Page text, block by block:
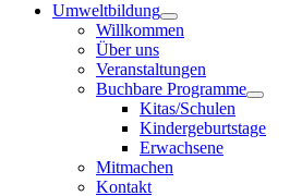
Umweltbildung
Willkommen
Über uns
Veranstaltungen
Buchbare Programme
Kitas/Schulen
Kindergeburtstage
Erwachsene
Mitmachen
Kontakt